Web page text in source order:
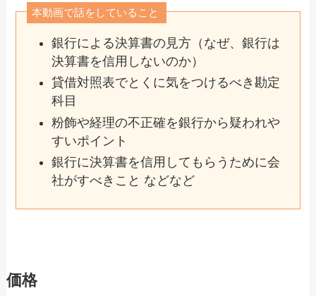
本動画で話をしていること
銀行による決算書の見方（なぜ、銀行は
決算書を信用しないのか）
貸借対照表でとくに気をつけるべき勘定
科目
粉飾や経理の不正確を銀行から疑われや
すいポイント
銀行に決算書を信用してもらうために会
社がすべきこと などなど
価格